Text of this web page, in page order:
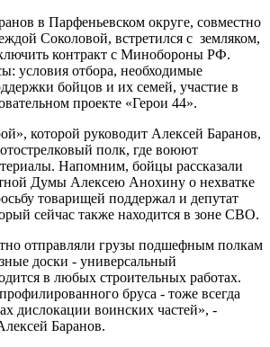
в Парфеньевском округе, совместно
Соколовой, встретился с земляком,
контракт с Минобороны РФ.
условия отбора, необходимые
бойцов и их семей, участие в
проекте «Герои 44».
которой руководит Алексей Баранов,
полк, где воюют
Напомним, бойцы рассказали
Думы Алексею Анохину о нехватке
товарищей поддержал и депутат
сейчас также находится в зоне СВО.
отправляли грузы подшефным полкам
доски - универсальный
в любых строительных работах.
бруса - тоже всегда
дислокации воинских частей», -
Баранов.